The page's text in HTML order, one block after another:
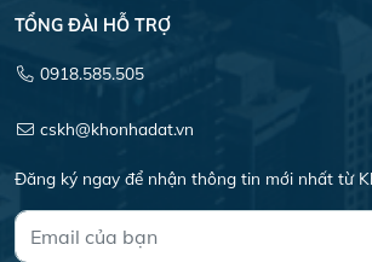
TỔNG ĐÀI HỖ TRỢ
0918.585.505
cskh@khonhadat.vn
Đăng ký ngay để nhận thông tin mới nhất từ